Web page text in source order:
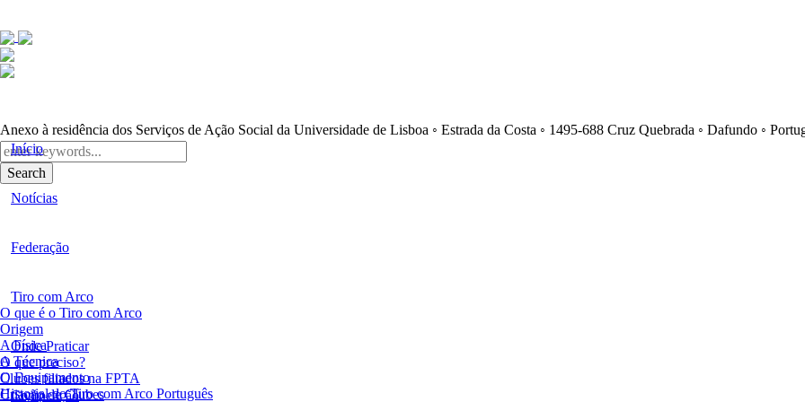
Anexo à residência dos Serviços de Ação Social da Universidade de Lisboa ◦ Estrada da Costa ◦ 1495-688 Cruz Quebrada ◦ Dafundo ◦
Search
Início
Notícias
Federação
Tiro com Arco
O que é o Tiro com Arco
Origem
A Física
A Técnica
O Equipamento
Historial do Tiro com Arco Português
Onde Praticar
O que preciso?
Clubes filiados na FPTA
Criação de Clubes
Competição